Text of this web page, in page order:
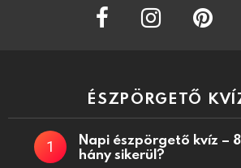
facebook instagram
ÉSZPÖRGETŐ
Napi észpörgető kvíz –
hány sikerül?